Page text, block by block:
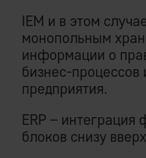
IEM и в этом
монопольным
информации о
бизнес-процессов
предприятия.
ERP –
блоков снизу